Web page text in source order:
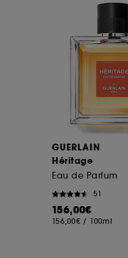
GUERLAIN
Héritage
Eau de Parfum
51
156,00€
156,00€ / 100ml
vos choix
pourra associer les
ou générées
à tout moment